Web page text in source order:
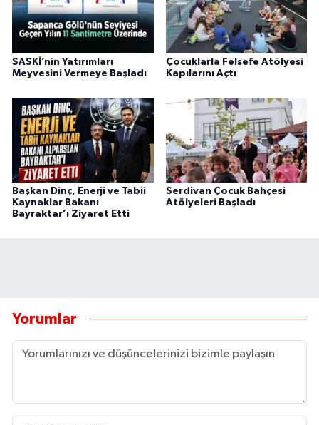
SASKİ’nin Yatırımları
Meyvesini Vermeye Başladı
Çocuklarla Felsefe Atölyesi
Kapılarını Açtı
Başkan Dinç, Enerji ve Tabii
Kaynaklar Bakanı
Bayraktar’ı Ziyaret Etti
Serdivan Çocuk Bahçesi
Atölyeleri Başladı
Yorumlar